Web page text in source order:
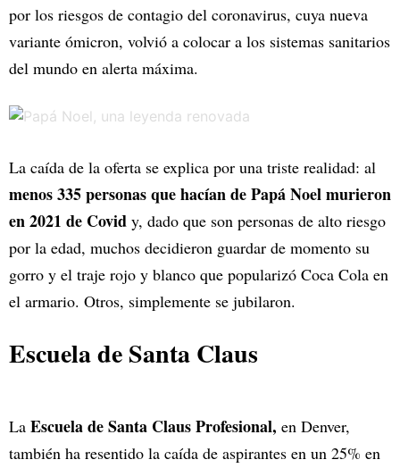
por los riesgos de contagio del coronavirus, cuya nueva
variante ómicron, volvió a colocar a los sistemas sanitarios
del mundo en alerta máxima.
La caída de la oferta se explica por una triste realidad: al
menos 335 personas que hacían de Papá Noel murieron
en 2021 de Covid y, dado que son personas de alto riesgo
por la edad, muchos decidieron guardar de momento su
gorro y el traje rojo y blanco que popularizó Coca Cola en
el armario. Otros, simplemente se jubilaron.
Escuela de Santa Claus
La Escuela de Santa Claus Profesional, en Denver,
también ha resentido la caída de aspirantes en un 25% en